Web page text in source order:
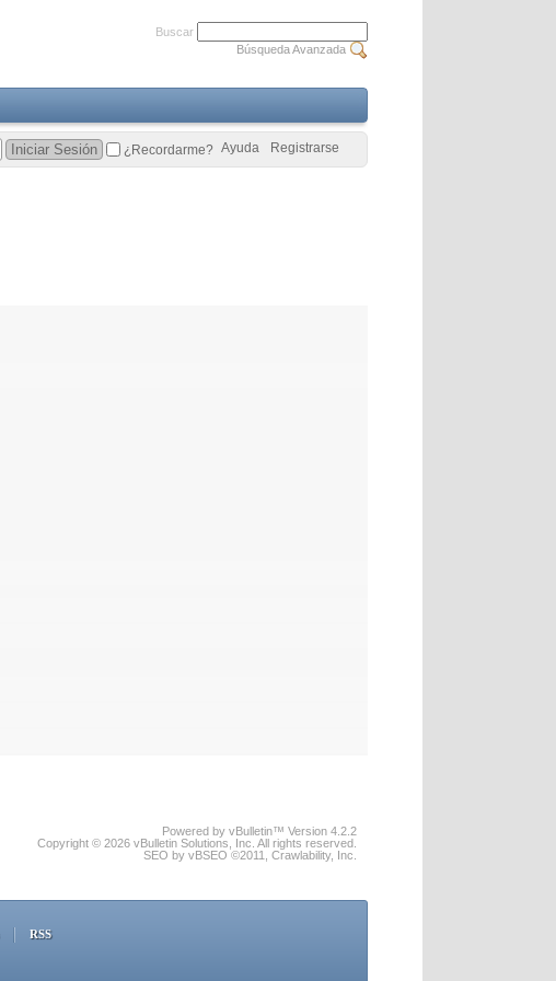
Powered by vBulletin™ Version 4.2.2
Copyright © 2026 vBulletin Solutions, Inc. All rights reserved.
SEO by vBSEO ©2011, Crawlability, Inc.
RSS
Buscar
Búsqueda Avanzada
Registrarse
Ayuda
¿Recordarme?